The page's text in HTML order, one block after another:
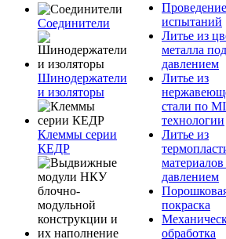
Соединители
Шинодержатели
и изоляторы
Клеммы серии
КЕДР
Проведение
испытаний
Литье из
металла под
давлением
Литье из
стали по
технологии
Литье из
давлением
покраска
обработка